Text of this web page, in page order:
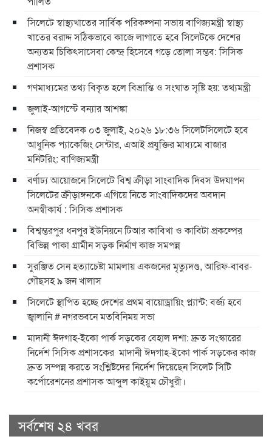
সিলেটে স্বাস্থ্যখাতের সার্বিক পরিকল্পনা সভায় বাণিজ্যমন্ত্রী স্বাস্থ্য
খাতের বরাদ্দ সঠিকভাবে কাজে লাগাতে হবে সিলেটকে দেশের
অন্যতম চিকিৎসাসেবা কেন্দ্র হিসেবে গড়ে তোলা সম্ভব: সিসিক
প্রশাসক
গণমাধ্যমের তথ্য বিকৃত হলে বিভ্রান্তি ও সংঘাত সৃষ্টি হয়: তথ্যমন্ত্রী
জুলাই-আগস্টে বন্যার আশঙ্কা
নিজস্ব প্রতিবেদক ০৩ জুলাই, ২০২৬ ১৮:৩৬ সিলেটসিলেটে হবে
আধুনিক প্যাকেজিং সেন্টার, এআই প্রযুক্তির মাধ্যমে বাজার
মনিটরিং: বাণিজ্যমন্ত্রী
বর্ণাঢ্য আয়োজনে সিলেটে বিশ্ব ক্রীড়া সাংবাদিক দিবস উদযাপন
সিলেটের ক্রীড়াঙ্গনকে এগিয়ে নিতে সাংবাদিকদের অবদান
অনস্বীকার্য : সিসিক প্রশাসক
বিশ্বম্ভরপুর ধনপুর ইউনিয়নে টিআর কাবিখা ও কাবিটা প্রকল্পের
বিভিন্ন পাকা গ্রামীন সড়ক নির্মাণ কাজ সমপন্ন
সুরঞ্জিত সেন হত্যাচেষ্টা মামলায় একজনের মৃত্যুদণ্ড, আরিফ-বাবর-
গৌছসহ ৯ জন খালাস
​সিলেটে স্থাপিত হচ্ছে দেশের প্রথম বায়োড্রায়িং প্ল্যান্ট: বর্জ্য হবে
জ্বালানি ​# নগরভবনে মতবিনিময় সভা
​মাদানী ঈদগাহ-ইকো পার্ক সড়কের বেহাল দশা: দ্রুত সংস্কারের
নির্দেশ সিসিক প্রশাসকের ​ ​মাদানী ঈদগাহ-ইকো পার্ক সড়কের কাজ
দ্রুত সম্পন্ন করতে সংশ্লিষ্টদের নির্দেশ দিয়েছেন সিলেট সিটি
কর্পোরেশনের প্রশাসক আব্দুল কাইয়ুম চৌধুরী।
সর্বশেষ ২৪ খবর